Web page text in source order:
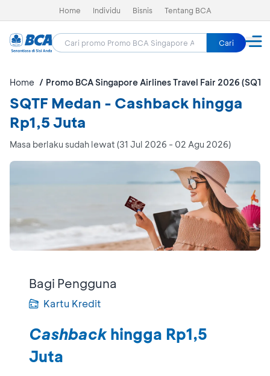
Home Individu Bisnis Tentang BCA
Cari
Home Promo BCA Singapore Airlines Travel Fair 2026
SQTF Medan - Cashback hingga
Rp1,5 Juta
Masa berlaku sudah lewat (31 Jul 2026 - 02 Agu 2026)
Bagi Pengguna
Kartu Kredit
Cashbackhingga Rp1,5
Juta